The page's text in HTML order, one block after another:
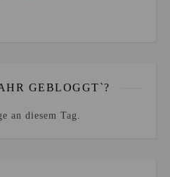
GEBLOGGT`?
an diesem Tag.